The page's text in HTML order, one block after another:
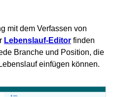
mit dem Verfassen von
Lebenslauf-Editor finden
Branche und Position, die
einfügen können.